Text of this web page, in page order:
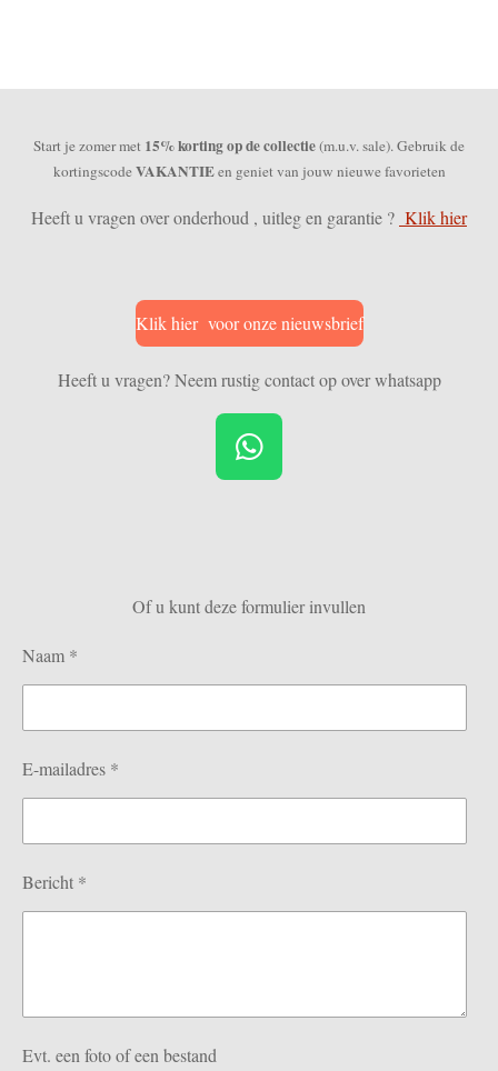
Start je zomer met 15% korting op de collectie(m.u.v. sale). Gebruik de
kortingscodeVAKANTIEen geniet van jouw nieuwe favorieten
Heeft u vragen over onderhoud , uitleg en garantie ? Klik hier
Klik hier voor onze nieuwsbrief
Heeft u vragen? Neem rustig contact op over whatsapp
W
h
A
p
Of u kunt deze formulier invullen
Naam *
E-mailadres *
Bericht *
Evt. een foto of een bestand